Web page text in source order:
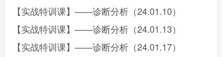
【实战特训课】——诊断分析（24.01.10）
【实战特训课】——诊断分析（24.01.13）
【实战特训课】——诊断分析（24.01.17）